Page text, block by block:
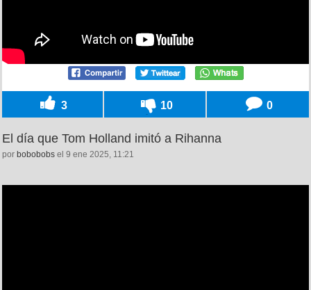
3 10 0
El día que Tom Holland imitó a Rihanna
por bobobobs el 9 ene 2025, 11:21